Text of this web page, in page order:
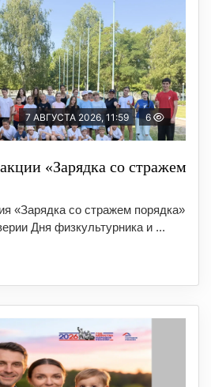
7 АВГУСТА 2026, 11:59 6
«Зарядка со стражем
«Зарядка со стражем порядка»
Дня физкультурника и ...